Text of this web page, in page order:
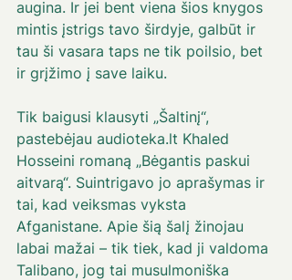
augina. Ir jei bent viena šios knygos
mintis įstrigs tavo širdyje, galbūt ir
tau ši vasara taps ne tik poilsio, bet
ir grįžimo į save laiku.
Tik baigusi klausyti „Šaltinį“,
pastebėjau audioteka.lt Khaled
Hosseini romaną „Bėgantis paskui
aitvarą“. Suintrigavo jo aprašymas ir
tai, kad veiksmas vyksta
Afganistane. Apie šią šalį žinojau
labai mažai – tik tiek, kad ji valdoma
Talibano, jog tai musulmoniška